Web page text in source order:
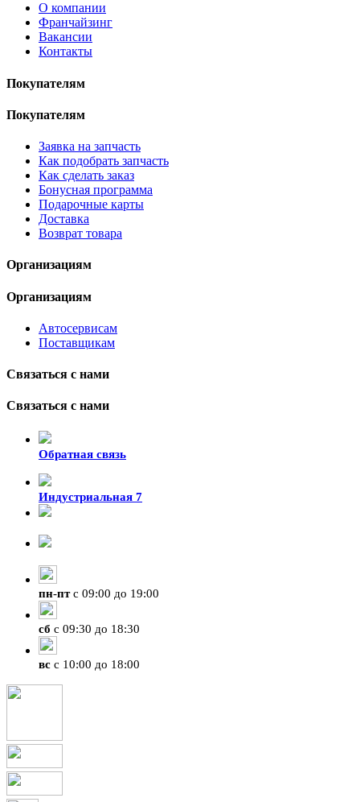
О компании
Франчайзинг
Вакансии
Контакты
Покупателям
Покупателям
Заявка на запчасть
Как подобрать запчасть
Как сделать заказ
Бонусная программа
Подарочные карты
Доставка
Возврат товара
Организациям
Организациям
Автосервисам
Поставщикам
Связаться с нами
Связаться с нами
Обратная связь
Индустриальная 7
пн-птс 09:00 до 19:00
сб с 09:30 до 18:30
вс с 10:00 до 18:00